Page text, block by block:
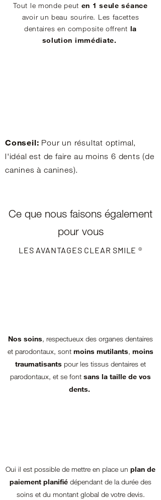
Tout le monde peut en 1 seule séance
avoir un beau sourire. Les facettes
dentaires en composite offrent la
solution immédiate.
Conseil: Pour un résultat optimal,
l'idéal est de faire au moins 6 dents (de
canines à canines).
Ce que nous faisons également
pour vous
LES AVANTAGES CLEAR SMILE ®
Nos soins, respectueux des organes dentaires
et parodontaux, sont moins mutilants, moins
traumatisants pour les tissus dentaires et
parodontaux, et se font sans la taille de vos
dents.
Oui il est possible de mettre en place un plan de
paiement planifié dépendant de la durée des
soins et du montant global de votre devis.